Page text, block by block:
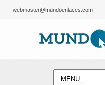
webmaster@mundoenlaces.com